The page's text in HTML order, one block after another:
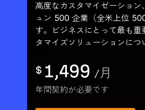
高度なカスタマイゼーショ
ュン 500 企業（全米上位
す。ビジネスにとって最も
タマイズソリューションに
$ 1,499 /月
年間契約が必要です